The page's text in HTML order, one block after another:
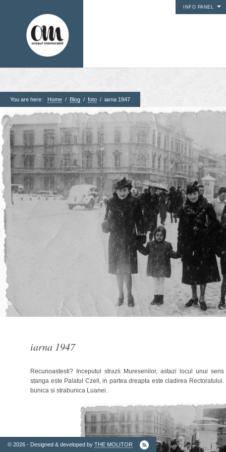
INFO PANEL
1. Pagini
Acasa
Contact
Contribuie si tu
Despre proiect
Din arhiva orasului
Editii anterioare
© 2026 - Designed & developed by THE MOLITOR
You are here: Home / Blog / foto / iarna 1947
iarna 1947
Recunoastesti? Inceputul strazii Muresenilor, astazi locul unui
stanga este Palatul Czell, in partea dreapta este cladirea Rectoratului.
bunica si strabunica Luanei.